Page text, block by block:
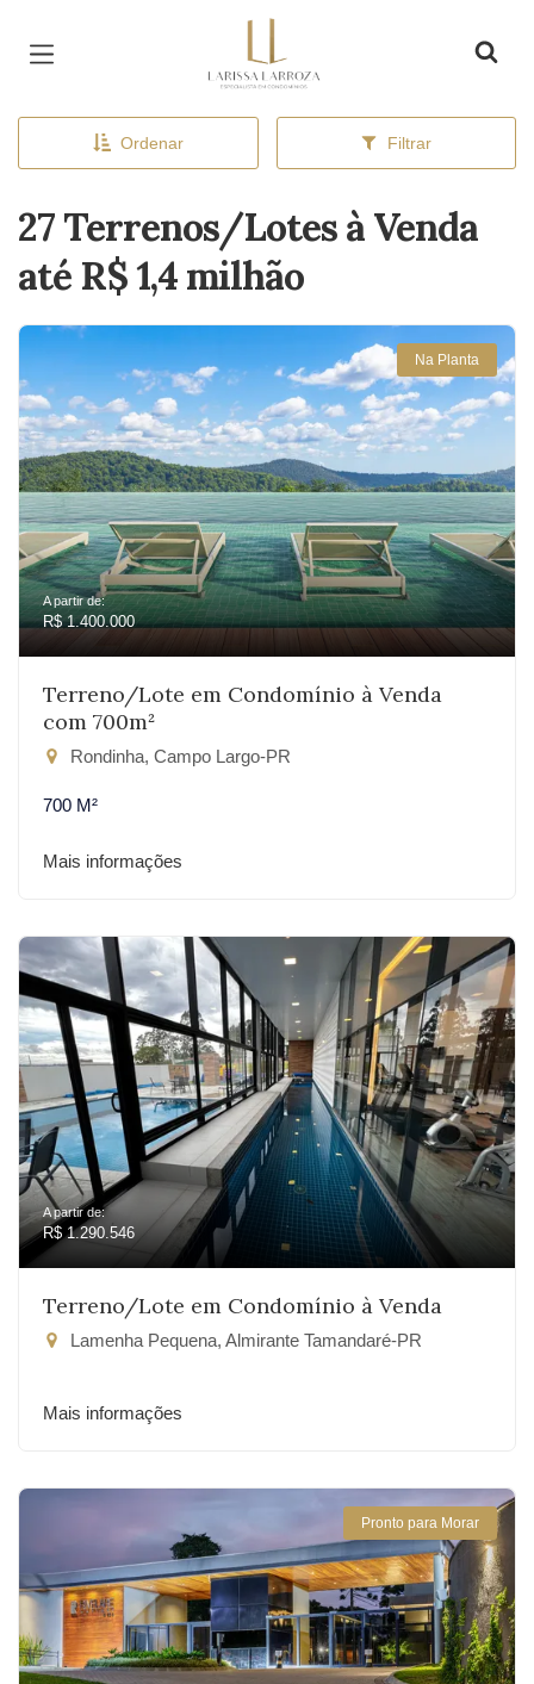
Ordenar Filtrar
27 Terrenos/Lotes à Venda
até R$ 1,4 milhão
Na Planta
A partir de:
R$ 1.400.000
Terreno/Lote em Condomínio à Venda
com 700m²
Rondinha, Campo Largo-PR
700 M²
Mais informações
A partir de:
R$ 1.290.546
Terreno/Lote em Condomínio à Venda
Lamenha Pequena, Almirante Tamandaré-PR
Mais informações
Pronto para Morar